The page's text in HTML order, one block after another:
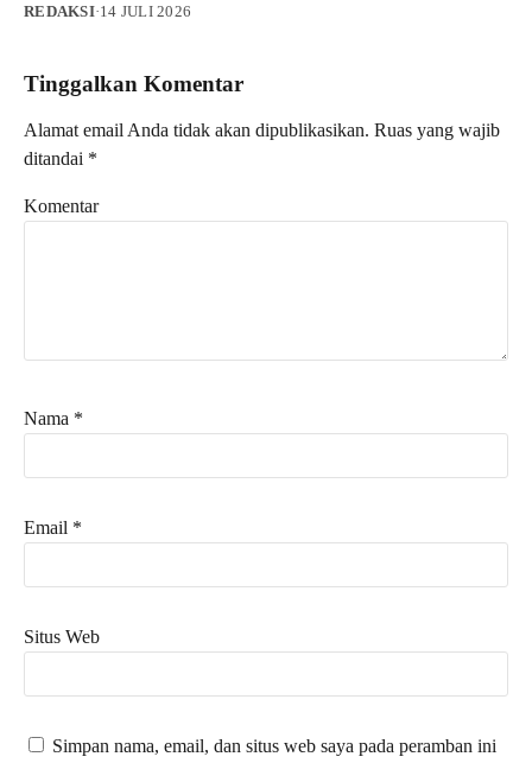
REDAKSI·14 JULI 2026
Tinggalkan Komentar
Alamat email Anda tidak akan dipublikasikan. Ruas yang wajib
ditandai *
Komentar
Nama *
Email *
Situs Web
Simpan nama, email, dan situs web saya pada peramban ini